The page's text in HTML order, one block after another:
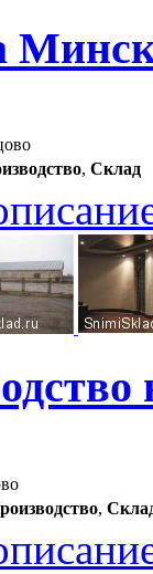
, Склад
,